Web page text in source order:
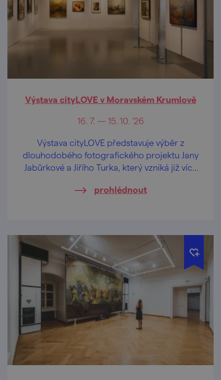
Výstava cityLOVE v Moravském Krumlově
16. 7. — 15. 10. '26
Výstava cityLOVE představuje výběr z
dlouhodobého fotografického projektu Jany
Jabůrkové a Jiřího Turka, který vzniká již více
prohlédnout